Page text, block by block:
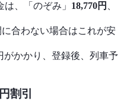
、「のぞみ」 18,770円
合わない場合はこれが安
がかかり、登録後、列車予
割引